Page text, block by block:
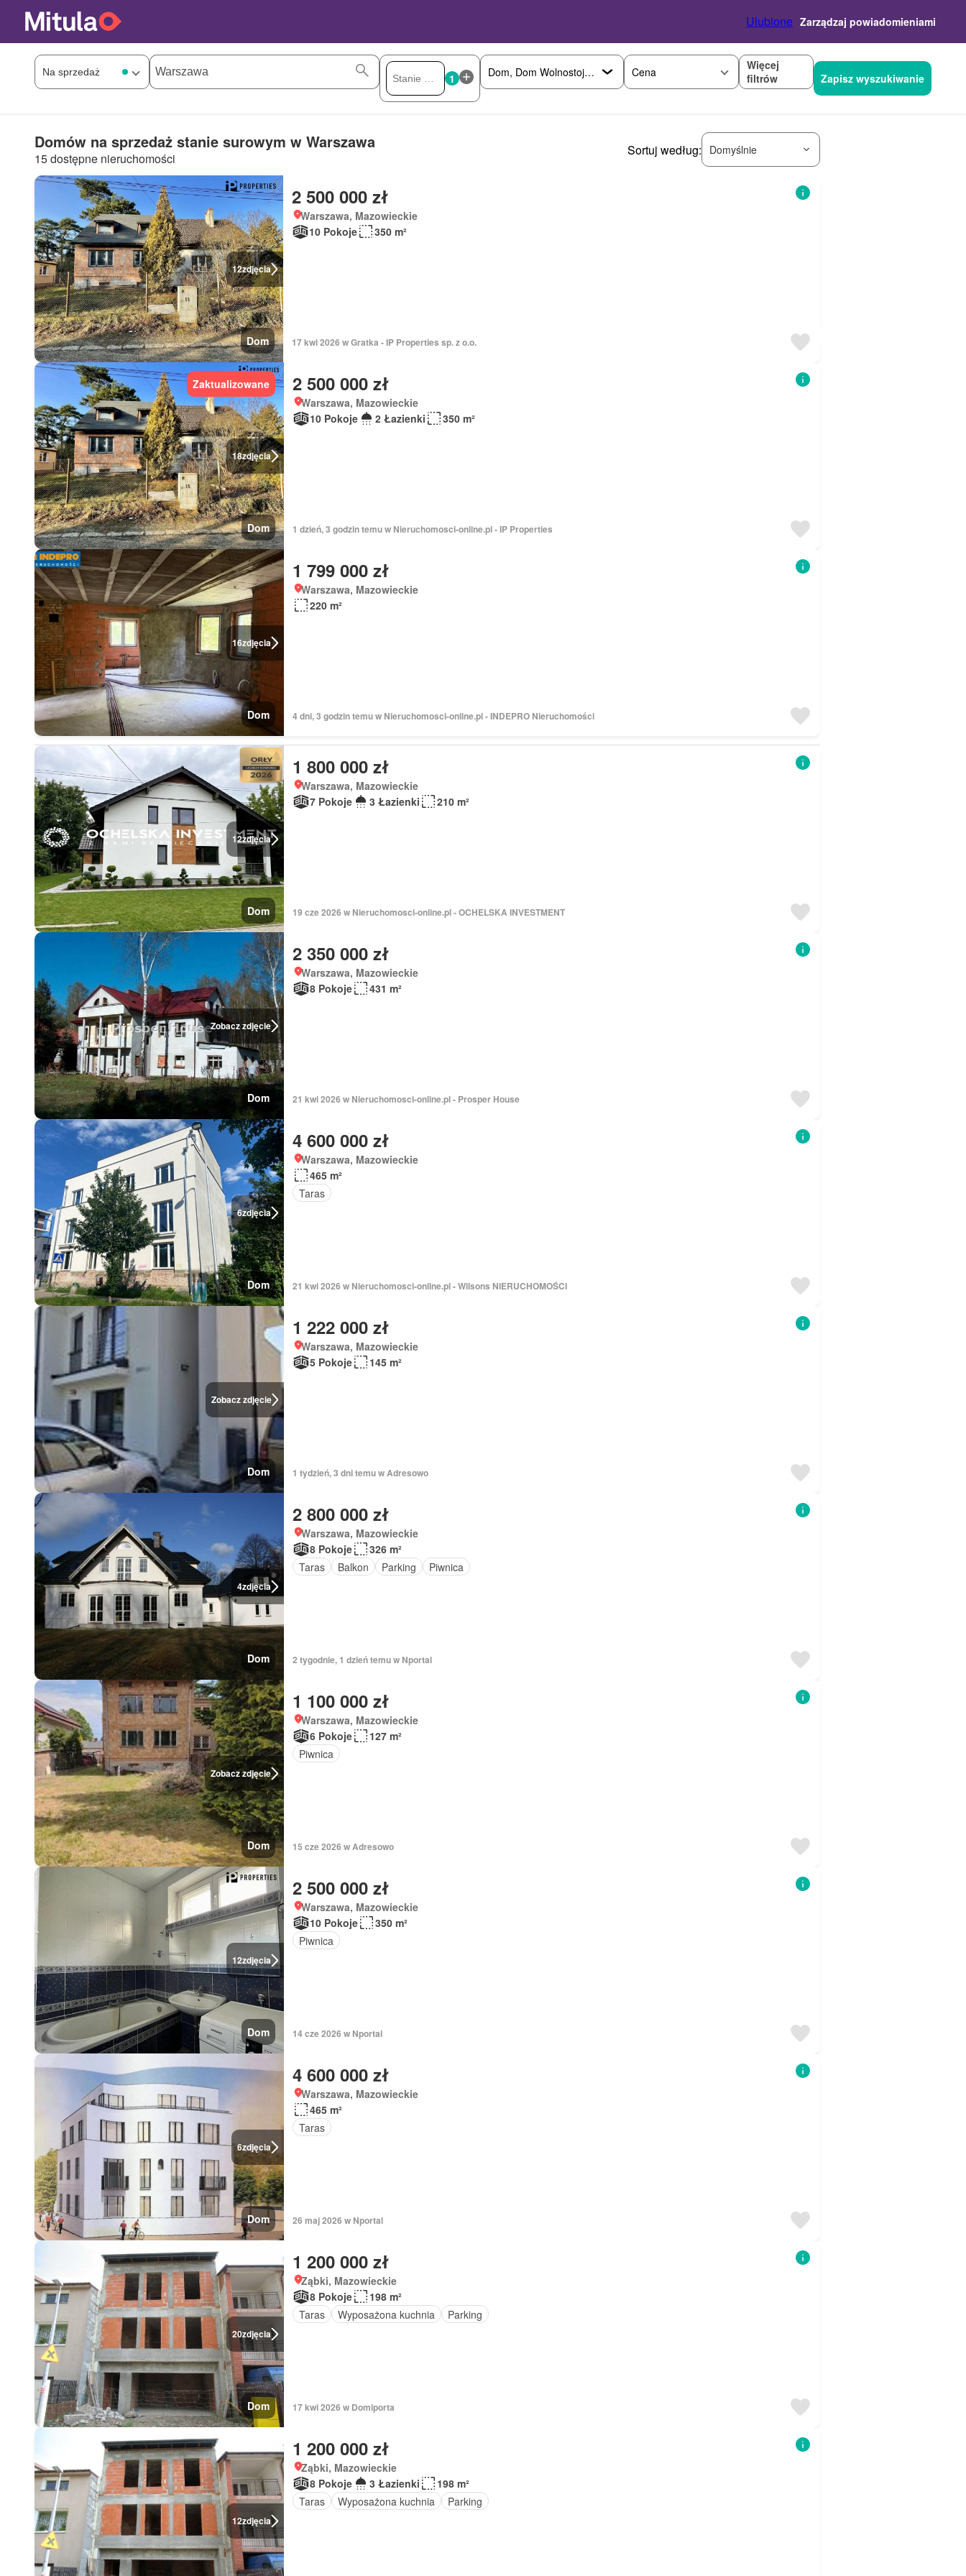
Ulubione Zarządzaj powiadomieniami
1 Cena
Więcej
filtrów
Zapisz wyszukiwanie
Domów na sprzedaż stanie surowym w Warszawa
15 dostępne nieruchomości
Sortuj według: Domyślnie
12zdjęcia
Dom
2 500 000 zł
Warszawa, Mazowieckie
10 Pokoje
350 m²
17 kwi 2026 w Gratka - IP Properties sp. z o.o.
18zdjęcia
Zaktualizowane
Dom
2 500 000 zł
Warszawa, Mazowieckie
10 Pokoje
2 Łazienki 350 m²
1 dzień, 3 godzin temu w Nieruchomosci-online.pl - IP Properties
16zdjęcia
Dom
1 799 000 zł
Warszawa, Mazowieckie
220 m²
4 dni, 3 godzin temu w Nieruchomosci-online.pl - INDEPRO Nieruchomości
12zdjęcia
Dom
1 800 000 zł
Warszawa, Mazowieckie
7 Pokoje
3 Łazienki 210 m²
19 cze 2026 w Nieruchomosci-online.pl - OCHELSKA INVESTMENT
Zobacz zdjęcie
Dom
2 350 000 zł
Warszawa, Mazowieckie
8 Pokoje
431 m²
21 kwi 2026 w Nieruchomosci-online.pl - Prosper House
6zdjęcia
Dom
4 600 000 zł
Warszawa, Mazowieckie
465 m²
Taras
21 kwi 2026 w Nieruchomosci-online.pl - Wilsons NIERUCHOMOŚCI
Zobacz zdjęcie
Dom
1 222 000 zł
Warszawa, Mazowieckie
5 Pokoje
145 m²
1 tydzień, 3 dni temu w Adresowo
4zdjęcia
Dom
2 800 000 zł
Warszawa, Mazowieckie
8 Pokoje
326 m²
Taras
Balkon Parking Piwnica
2 tygodnie, 1 dzień temu w Nportal
Zobacz zdjęcie
Dom
1 100 000 zł
Warszawa, Mazowieckie
6 Pokoje
127 m²
Piwnica
15 cze 2026 w Adresowo
12zdjęcia
Dom
2 500 000 zł
Warszawa, Mazowieckie
10 Pokoje
350 m²
Piwnica
14 cze 2026 w Nportal
6zdjęcia
Dom
4 600 000 zł
Warszawa, Mazowieckie
465 m²
Taras
26 maj 2026 w Nportal
20zdjęcia
Dom
1 200 000 zł
Ząbki, Mazowieckie
8 Pokoje
198 m²
Taras
Wyposażona kuchnia Parking
17 kwi 2026 w Domiporta
12zdjęcia
1 200 000 zł
Ząbki, Mazowieckie
8 Pokoje
3 Łazienki
198 m²
Taras
Wyposażona kuchnia Parking